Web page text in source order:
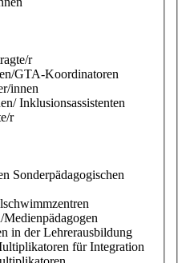
r
GTA-Koordinatoren
innen
Inklusionsassistenten
r
Sonderpädagogischen
in der Lehrerausbildung
für Integration